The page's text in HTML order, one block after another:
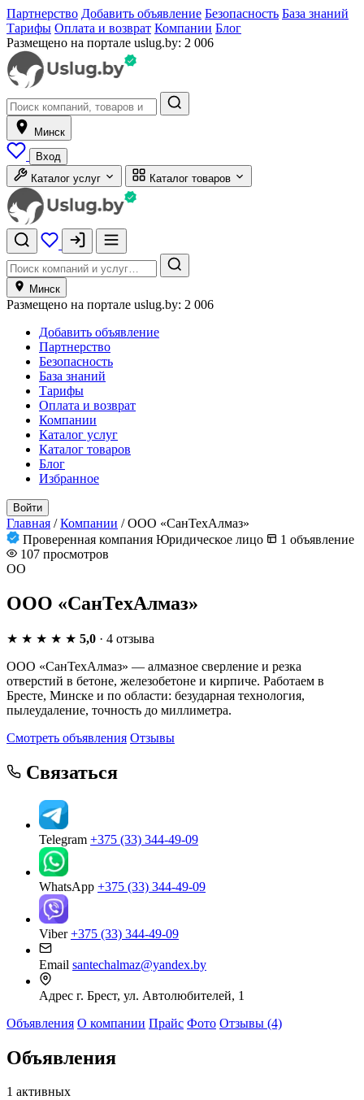
Партнерство Добавить объявление Безопасность База знаний
Тарифы Оплата и возврат Компании Блог
Размещено на портале uslug.by: 2 006
Минск
Вход
Каталог услуг
Каталог товаров
Минск
Размещено на портале uslug.by: 2 006
Добавить объявление
Партнерство
Безопасность
База знаний
Тарифы
Оплата и возврат
Компании
Каталог услуг
Каталог товаров
Блог
Избранное
Войти
Главная / Компании / ООО «СанТехАлмаз»
Проверенная компания Юридическое лицо
1 объявление
107 просмотров
ОО
ООО «СанТехАлмаз»
★ ★ ★ ★ ★ 5,0 · 4 отзыва
ООО «СанТехАлмаз» — алмазное сверление и резка
отверстий в бетоне, железобетоне и кирпиче. Работаем в
Бресте, Минске и по области: безударная технология,
пылеудаление, точность до миллиметра.
Смотреть объявления Отзывы
Связаться
Telegram +375 (33) 344-49-09
WhatsApp +375 (33) 344-49-09
Viber +375 (33) 344-49-09
Email santechalmaz@yandex.by
Адрес г. Брест, ул. Автолюбителей, 1
Объявления О компании Прайс Фото Отзывы (4)
Объявления
1 активных